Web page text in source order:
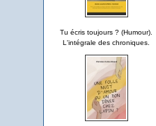
Tu écris toujours ? (Humour).
L'intégrale des chroniques.